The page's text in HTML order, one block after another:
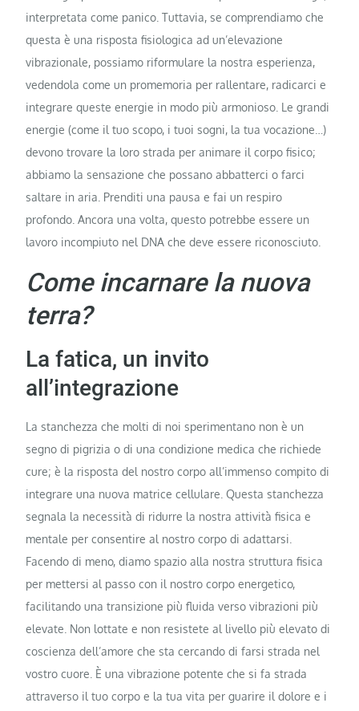
interpretata come panico. Tuttavia, se comprendiamo che
questa è una risposta fisiologica ad un’elevazione
vibrazionale, possiamo riformulare la nostra esperienza,
vedendola come un promemoria per rallentare, radicarci e
integrare queste energie in modo più armonioso. Le grandi
energie (come il tuo scopo, i tuoi sogni, la tua vocazione…)
devono trovare la loro strada per animare il corpo fisico;
abbiamo la sensazione che possano abbatterci o farci
saltare in aria. Prenditi una pausa e fai un respiro
profondo. Ancora una volta, questo potrebbe essere un
lavoro incompiuto nel DNA che deve essere riconosciuto.
Come incarnare la nuova
terra?
La fatica, un invito
all’integrazione
La stanchezza che molti di noi sperimentano non è un
segno di pigrizia o di una condizione medica che richiede
cure; è la risposta del nostro corpo all’immenso compito di
integrare una nuova matrice cellulare. Questa stanchezza
segnala la necessità di ridurre la nostra attività fisica e
mentale per consentire al nostro corpo di adattarsi.
Facendo di meno, diamo spazio alla nostra struttura fisica
per mettersi al passo con il nostro corpo energetico,
facilitando una transizione più fluida verso vibrazioni più
elevate. Non lottate e non resistete al livello più elevato di
coscienza dell’amore che sta cercando di farsi strada nel
vostro cuore. È una vibrazione potente che si fa strada
attraverso il tuo corpo e la tua vita per guarire il dolore e i